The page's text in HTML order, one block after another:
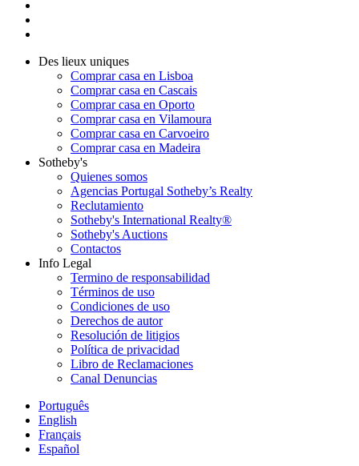
Des lieux uniques
Comprar casa en Lisboa
Comprar casa en Cascais
Comprar casa en Oporto
Comprar casa en Vilamoura
Comprar casa en Carvoeiro
Comprar casa en Madeira
Sotheby's
Quienes somos
Agencias Portugal Sotheby’s Realty
Reclutamiento
Sotheby's International Realty®
Sotheby's Auctions
Contactos
Info Legal
Termino de responsabilidad
Términos de uso
Condiciones de uso
Derechos de autor
Resolución de litigios
Política de privacidad
Libro de Reclamaciones
Canal Denuncias
Português
English
Français
Español